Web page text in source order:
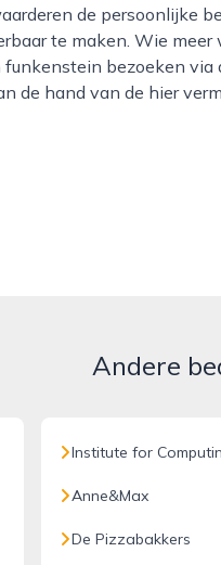
de persoonlijke
te maken. Wie
bezoeken via
de hand van de hier
Andere
Institute for
Anne&Max
De Pizzabakkers